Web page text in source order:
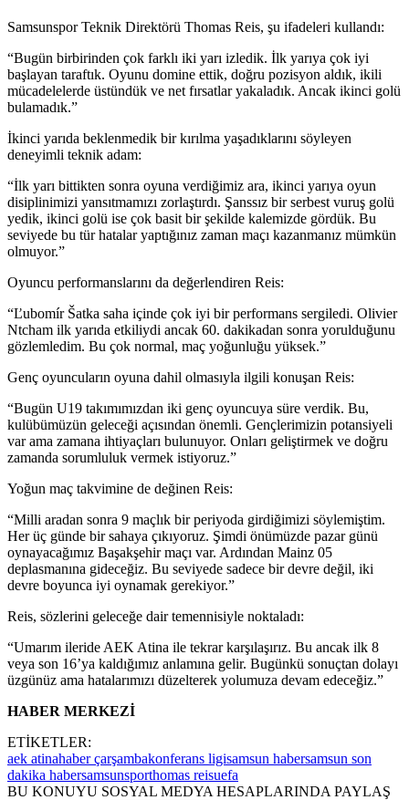
Samsunspor Teknik Direktörü Thomas Reis, şu ifadeleri kullandı:
“Bugün birbirinden çok farklı iki yarı izledik. İlk yarıya çok iyi
başlayan taraftık. Oyunu domine ettik, doğru pozisyon aldık, ikili
mücadelelerde üstündük ve net fırsatlar yakaladık. Ancak ikinci golü
bulamadık.”
İkinci yarıda beklenmedik bir kırılma yaşadıklarını söyleyen
deneyimli teknik adam:
“İlk yarı bittikten sonra oyuna verdiğimiz ara, ikinci yarıya oyun
disiplinimizi yansıtmamızı zorlaştırdı. Şanssız bir serbest vuruş golü
yedik, ikinci golü ise çok basit bir şekilde kalemizde gördük. Bu
seviyede bu tür hatalar yaptığınız zaman maçı kazanmanız mümkün
olmuyor.”
Oyuncu performanslarını da değerlendiren Reis:
“Ľubomír Šatka saha içinde çok iyi bir performans sergiledi. Olivier
Ntcham ilk yarıda etkiliydi ancak 60. dakikadan sonra yorulduğunu
gözlemledim. Bu çok normal, maç yoğunluğu yüksek.”
Genç oyuncuların oyuna dahil olmasıyla ilgili konuşan Reis:
“Bugün U19 takımımızdan iki genç oyuncuya süre verdik. Bu,
kulübümüzün geleceği açısından önemli. Gençlerimizin potansiyeli
var ama zamana ihtiyaçları bulunuyor. Onları geliştirmek ve doğru
zamanda sorumluluk vermek istiyoruz.”
Yoğun maç takvimine de değinen Reis:
“Milli aradan sonra 9 maçlık bir periyoda girdiğimizi söylemiştim.
Her üç günde bir sahaya çıkıyoruz. Şimdi önümüzde pazar günü
oynayacağımız Başakşehir maçı var. Ardından Mainz 05
deplasmanına gideceğiz. Bu seviyede sadece bir devre değil, iki
devre boyunca iyi oynamak gerekiyor.”
Reis, sözlerini geleceğe dair temennisiyle noktaladı:
“Umarım ileride AEK Atina ile tekrar karşılaşırız. Bu ancak ilk 8
veya son 16’ya kaldığımız anlamına gelir. Bugünkü sonuçtan dolayı
üzgünüz ama hatalarımızı düzelterek yolumuza devam edeceğiz.”
HABER MERKEZİ
ETİKETLER:
aek atinahaber çarşambakonferans ligisamsun habersamsun son
dakika habersamsunsporthomas reisuefa
BU KONUYU SOSYAL MEDYA HESAPLARINDA PAYLAŞ